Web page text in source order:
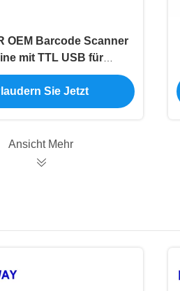
OEM Barcode Scanner
mit TTL USB für
Supermärkte
Sie Jetzt
Ansicht Mehr